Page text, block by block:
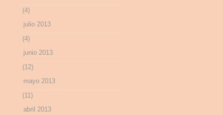
(4)
julio 2013
(4)
junio 2013
(12)
mayo 2013
(11)
abril 2013